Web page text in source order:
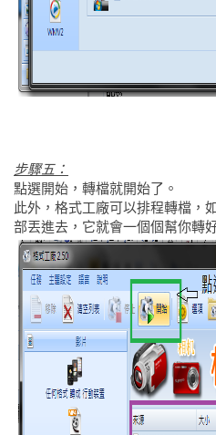
步驟五：
點選開始，轉檔就開始了。
此外，格式工廠可以排程轉檔，
部丟進去，它就會一個個幫你轉